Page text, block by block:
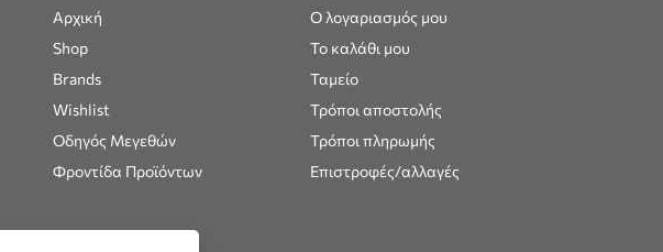
Αρχική
Shop
Brands
Wishlist
Οδηγός Μεγεθών
Φροντίδα Προϊόντων
Ο λογαριασμός μου
Το καλάθι μου
Ταμείο
Τρόποι αποστολής
Τρόποι πληρωμής
Επιστροφές/αλλαγές